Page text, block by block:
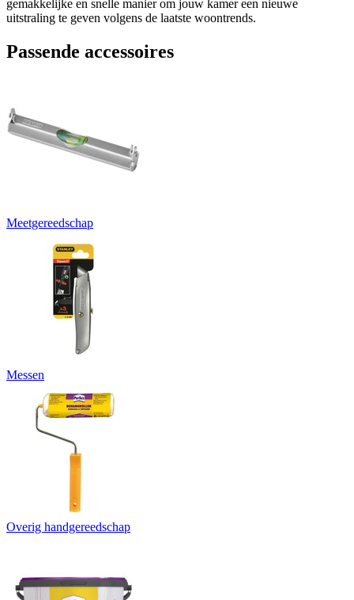
gemakkelijke en snelle manier om jouw kamer een nieuwe
uitstraling te geven volgens de laatste woontrends.
Passende accessoires
Meetgereedschap
Messen
Overig handgereedschap